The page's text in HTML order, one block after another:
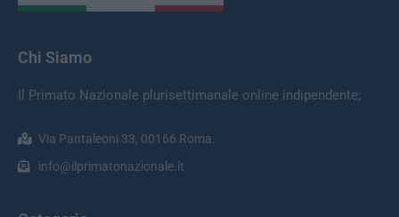
Chi Siamo
Il Primato Nazionale plurisettimanale online indipendente;
Via Pantaleoni 33, 00166 Roma.
info@ilprimatonazionale.it